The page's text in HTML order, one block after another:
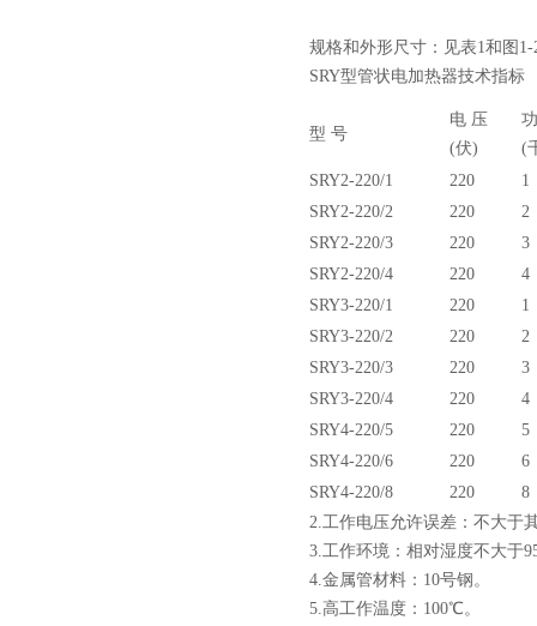
规格和外形尺寸 ：见表1和图1-
SRY型管状电加热器技术指标
型 号
电 压
(伏)
(
SRY2-220/1
220
1
SRY2-220/2
220
2
SRY2-220/3
220
3
SRY2-220/4
220
4
SRY3-220/1
220
1
SRY3-220/2
220
2
SRY3-220/3
220
3
SRY3-220/4
220
4
SRY4-220/5
220
5
SRY4-220/6
220
6
SRY4-220/8
220
8
2.工作电压允许误差：不大于
3.工作环境：相对湿度不大于
4.金属管材料： 10号钢。
5.高工作温度： 100℃。